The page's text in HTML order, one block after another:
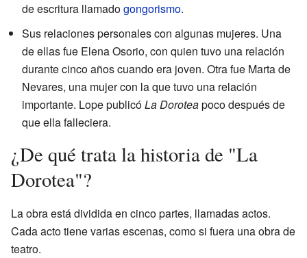
de escritura llamadogongorismo.
Sus relaciones personales con algunas mujeres. Una
de ellas fue Elena Osorio, con quien tuvo una relación
durante cinco años cuando era joven. Otra fue Marta de
Nevares, una mujer con la que tuvo una relación
importante. Lope publicóLa Doroteapoco después de
que ella falleciera.
¿De qué trata la historia de "La
Dorotea"?
La obra está dividida en cinco partes, llamadas actos.
Cada acto tiene varias escenas, como si fuera una obra de
teatro.